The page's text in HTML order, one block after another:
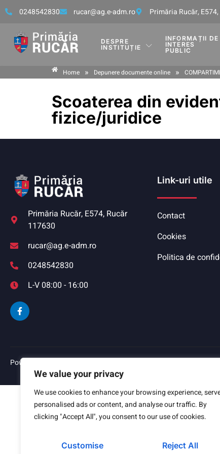
We value your privacy
We use cookies to enhance your browsing experience,
personalised ads or content, and analyse our traffic. By
clicking "Accept All", you consent to our use of cookies.
Customise Reject All
0248542830 rucar@ag.e-adm.ro Primăria Rucăr,
DESPRE
INSTITUȚIE
INFORMAȚII DE
INTERES
PUBLIC
Home » Depunere documente online »
Scoaterea din
fizice/juridice
Primăria Rucăr, E574, Rucăr
117630
rucar@ag.e-adm.ro
0248542830
L-V 08:00 - 16:00
Link-uri utile
Contact
Cookies
Politica de
Powered by